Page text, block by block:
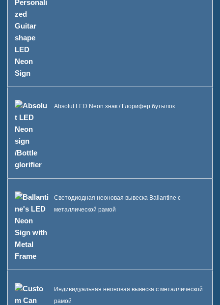
Дисплей из смолы в форме
корпуса D X
Охладитель для катящегося
льда корпуса C
Витрина бутылок с витриной
А
FAQ
Новости
Свяжитесь с нами
Absolut LED Neon знак / Глорифер бутылок
Светодиодная неоновая вывеска Ballantine с
металлической рамой
Индивидуальная неоновая вывеска с металлической
рамой